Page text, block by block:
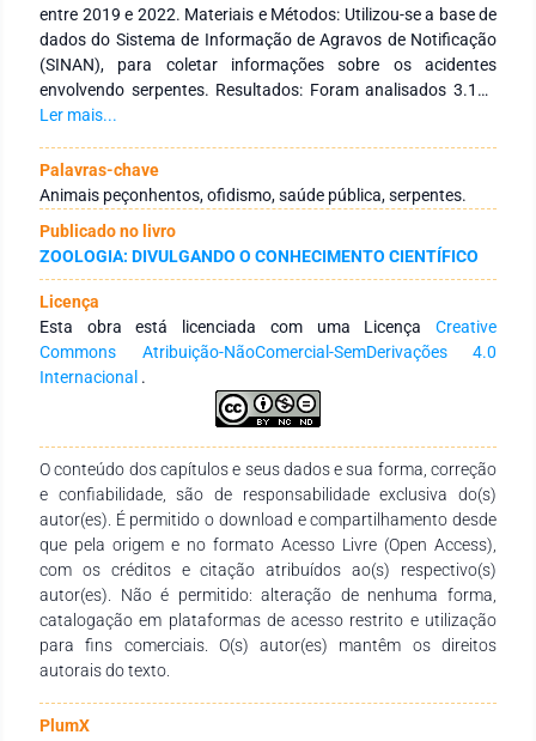
entre 2019 e 2022. Materiais e Métodos: Utilizou-se a base de
dados do Sistema de Informação de Agravos de Notificação
(SINAN), para coletar informações sobre os acidentes
envolvendo serpentes. Resultados: Foram analisados 3.102
casos notificados com acidentes ofídicos distribuídos em
acidentes foi provocada pelo gênero Bothrops; o sexo
masculino e os indivíduos de 20 a 59 anos de idade foram os
mais acometidos; a maioria dos acidentados foram atendidos
em até três horas após a picada (n= 1.866); e maioria dos
acidentes foram classificados clinicamente como leve (n=
1.974) e 14 óbitos foram notificados. Conclusão: Os dados
indicaram a necessidade do incentivo de políticas públicas de
saúde e de educação ambiental que forneçam informações à
população de modo geral sobre o ofidismo, no intuito de
minimizar esses acidentes, considerando a importância das
serpentes para os ecossistemas e para a ciência.
Ler mais...
Palavras-chave
Animais peçonhentos, ofidismo, saúde pública, serpentes.
Publicado no livro
ZOOLOGIA: DIVULGANDO O CONHECIMENTO CIENTÍFICO
Licença
Esta obra está licenciada com uma Licença Creative
Commons Atribuição-NãoComercial-SemDerivações 4.0
Internacional .
O conteúdo dos capítulos e seus dados e sua forma, correção
e confiabilidade, são de responsabilidade exclusiva do(s)
autor(es). É permitido o download e compartilhamento desde
que pela origem e no formato Acesso Livre (Open Access),
com os créditos e citação atribuídos ao(s) respectivo(s)
autor(es). Não é permitido: alteração de nenhuma forma,
catalogação em plataformas de acesso restrito e utilização
para fins comerciais. O(s) autor(es) mantêm os direitos
autorais do texto.
PlumX